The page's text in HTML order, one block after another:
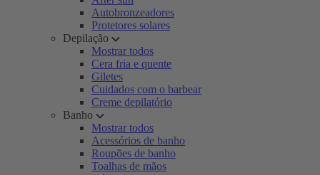
Autobronzeadores
Protetores solares
Depilação
Mostrar todos
Cera fria e quente
Giletes
Cuidados com o barbear
Creme depilatório
Banho
Mostrar todos
Acessórios de banho
Roupões de banho
Toalhas de mãos